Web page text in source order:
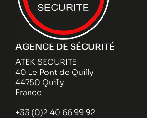
AGENCE DE SÉCURITÉ
ATEK SECURITE
40 Le Pont de Quilly
44750 Quilly
France
+33 (0)2 40 66 99 92